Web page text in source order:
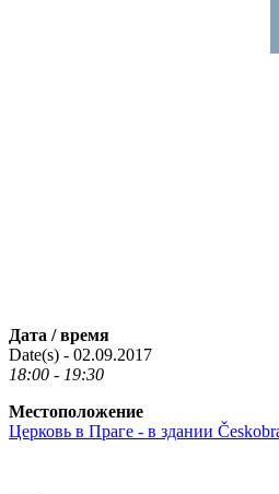
Дата / время
Date(s) - 02.09.2017
18:00 - 19:30
Местоположение
Церковь в Праге - в здании